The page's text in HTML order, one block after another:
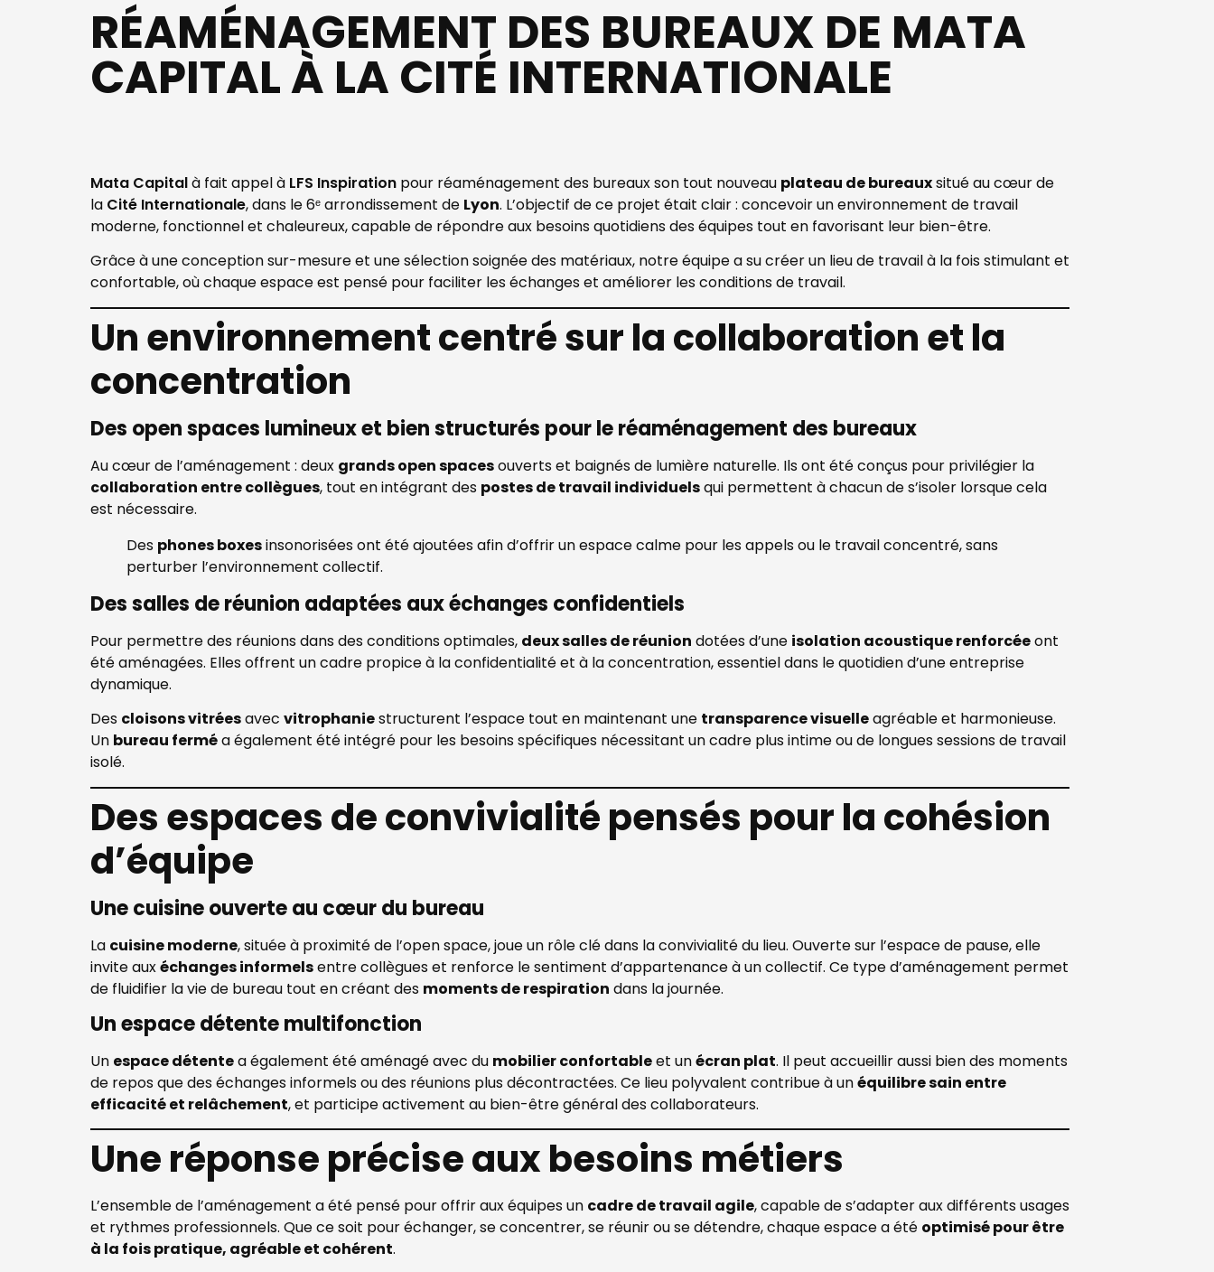
RÉAMÉNAGEMENT DES BUREAUX DE MATA
CAPITAL À LA CITÉ INTERNATIONALE
Mata Capitalà fait appel à LFS Inspiration pour réaménagement des bureaux son tout nouveau plateau de bureauxsitué au cœur de
la Cité Internationale, dans le 6ᵉ arrondissement de Lyon. L’objectif de ce projet était clair : concevoir un environnement de travail
moderne, fonctionnel et chaleureux, capable de répondre aux besoins quotidiens des équipes tout en favorisant leur bien-être.
Grâce à une conception sur-mesure et une sélection soignée des matériaux, notre équipe a su créer un lieu de travail à la fois stimulant et
confortable, où chaque espace est pensé pour faciliter les échanges et améliorer les conditions de travail.
Un environnement centré sur la collaboration et la
concentration
Des open spaces lumineux et bien structurés pour le réaménagement des bureaux
Au cœur de l’aménagement : deux grands open spacesouverts et baignés de lumière naturelle. Ils ont été conçus pour privilégier la
collaboration entre collègues, tout en intégrant des postes de travail individuelsqui permettent à chacun de s’isoler lorsque cela
est nécessaire.
Des phones boxesinsonorisées ont été ajoutées afin d’offrir un espace calme pour les appels ou le travail concentré, sans
perturber l’environnement collectif.
Des salles de réunion adaptées aux échanges confidentiels
Pour permettre des réunions dans des conditions optimales, deux salles de réunion dotées d’une isolation acoustique renforcéeont
été aménagées. Elles offrent un cadre propice à la confidentialité et à la concentration, essentiel dans le quotidien d’une entreprise
dynamique.
Des cloisons vitréesavec vitrophaniestructurent l’espace tout en maintenant une transparence visuelleagréable et harmonieuse.
Un bureau ferméa également été intégré pour les besoins spécifiques nécessitant un cadre plus intime ou de longues sessions de travail
isolé.
Des espaces de convivialité pensés pour la cohésion
d’équipe
Une cuisine ouverte au cœur du bureau
La cuisine moderne, située à proximité de l’open space, joue un rôle clé dans la convivialité du lieu. Ouverte sur l’espace de pause, elle
invite auxéchanges informelsentre collègues et renforce le sentiment d’appartenance à un collectif. Ce type d’aménagement permet
de fluidifier la vie de bureau tout en créant des moments de respiration dans la journée.
Un espace détente multifonction
Un espace détentea également été aménagé avec du mobilier confortableet unécran plat. Il peut accueillir aussi bien des moments
de repos que des échanges informels ou des réunions plus décontractées. Ce lieu polyvalent contribue à unéquilibre sain entre
efficacité et relâchement, et participe activement au bien-être général des collaborateurs.
Une réponse précise aux besoins métiers
L’ensemble de l’aménagement a été pensé pour offrir aux équipes un cadre de travail agile, capable de s’adapter aux différents usages
et rythmes professionnels. Que ce soit pour échanger, se concentrer, se réunir ou se détendre, chaque espace a été optimisé pour être
à la fois pratique, agréable et cohérent.